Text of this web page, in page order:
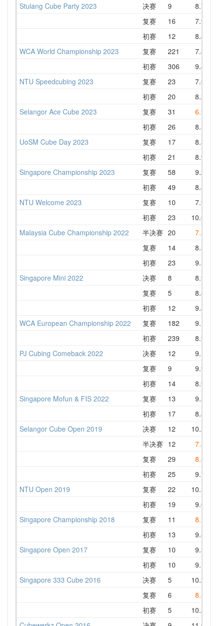
Stulang Cube Party 2023
决赛 9
8.72
复赛
16
7.99
初赛
12
8.48
WCA World Championship 2023
复赛 221
7.86
初赛
306
9.43
NTU Speedcubing 2023
复赛 23 7.02
初赛
20 8.23
Selangor Ace Cube 2023
复赛 31 6.94
初赛
26 8.54
UoSM Cube Day 2023
复赛 17
8.30
初赛
21 8.92
Singapore Championship 2023
复赛 58 9.24
初赛
49 8.45
NTU Welcome 2023
复赛 10
7.99
初赛
23 10.08
Malaysia Cube Championship 2022
半决赛 20
7.21
复赛
14
8.31
初赛
23
9.57
Singapore Mini 2022
决赛 8 8.95
复赛
5
8.43
初赛
12 9.43
WCA European Championship 2022
复赛 182 9.10
初赛
239 8.95
PJ Cubing Comeback 2022
决赛 12 9.13
复赛
9 9.90
初赛
14 8.98
Singapore Mofun & FIS 2022
复赛 13
9.26
初赛
17 8.81
Selangor Cube Open 2019
决赛 12 10.26
半决赛 12
7.44
复赛
29 8.62
初赛
25 9.77
NTU Open 2019
复赛 22 10.55
初赛
19 9.03
Singapore Championship 2018
复赛 11
8.71
初赛
13 9.81
Singapore Open 2017
复赛 10 9.38
初赛
10
9.13
Singapore 333 Cube 2016
决赛 5
10.21
复赛
6
8.84
初赛
5 10.25